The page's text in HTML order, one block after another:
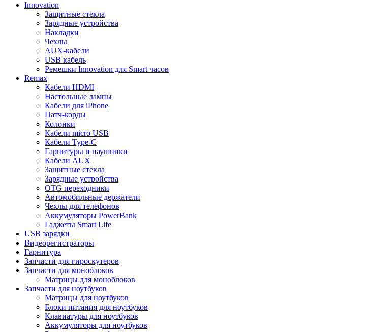
Innovation
Защитные стекла
Зарядные устройства
Накладки
Чехлы
AUX-кабели
USB кабель
Ремешки Innovation для Smart часов
Remax
Кабели HDMI
Настольные лампы
Кабели для iPhone
Патч-корды
Колонки
Кабели micro USB
Кабели Type-C
Гарнитуры и наушники
Кабели AUX
Защитные стекла
Зарядные устройства
OTG переходники
Автомобильные держатели
Чехлы для телефонов
Аккумуляторы PowerBank
Гаджеты Smart Life
USB зарядки
Видеорегистраторы
Гарнитура
Запчасти для гироскутеров
Запчасти для моноблоков
Матрицы для моноблоков
Запчасти для ноутбуков
Матрицы для ноутбуков
Блоки питания для ноутбуков
Клавиатуры для ноутбуков
Аккумуляторы для ноутбуков